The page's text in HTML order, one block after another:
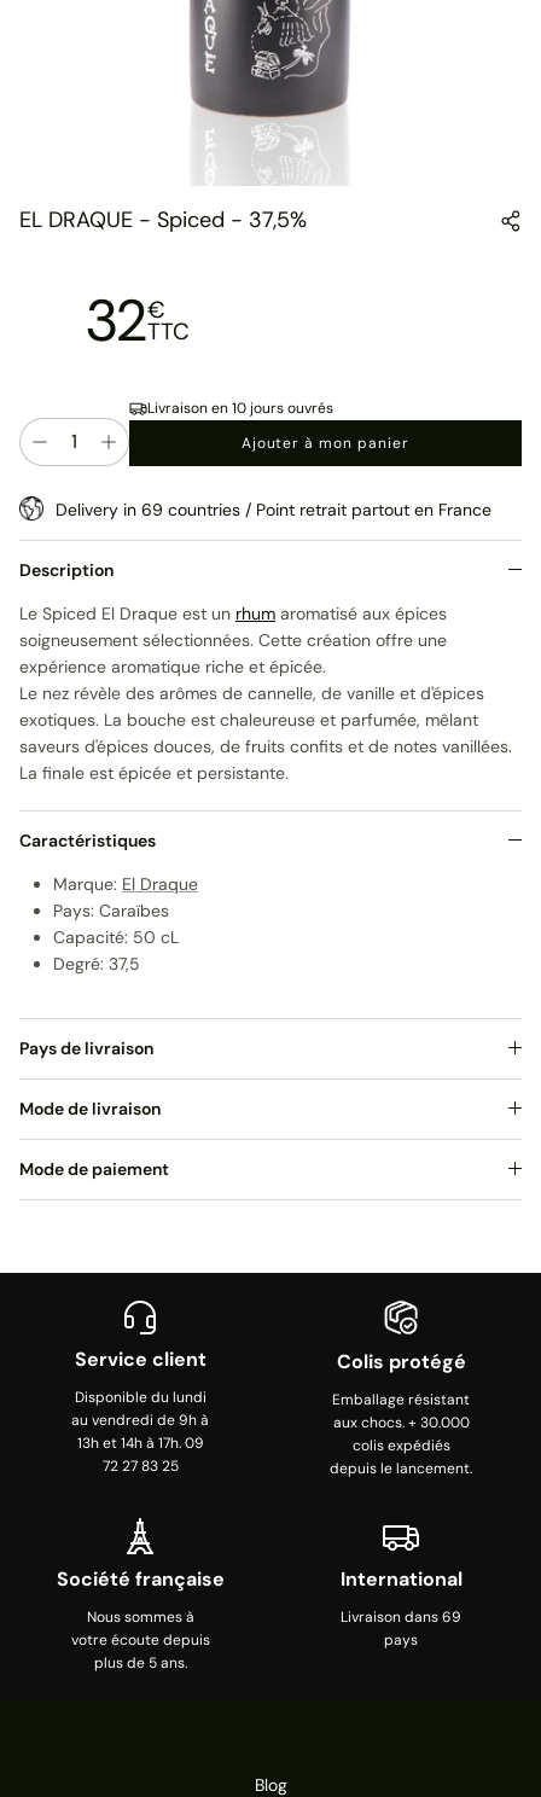
EL DRAQUE - Spiced - 37,5%
32€
TTC
Quantité
Livraison en 10 jours ouvrés
Ajouter à mon panier
Delivery in 69 countries / Point retrait partout en France
Description
Le Spiced El Draque est un rhum aromatisé aux épices
soigneusement sélectionnées. Cette création offre une
expérience aromatique riche et épicée.
Le nez révèle des arômes de cannelle, de vanille et d'épices
exotiques. La bouche est chaleureuse et parfumée, mêlant
saveurs d'épices douces, de fruits confits et de notes vanillées.
La finale est épicée et persistante.
Caractéristiques
Marque: El Draque
Pays: Caraïbes
Capacité: 50 cL
Degré: 37,5
Pays de livraison
Mode de livraison
Mode de paiement
Service client
Disponible du lundi
au vendredi de 9h à
13h et 14h à 17h. 09
72 27 83 25
Colis protégé
Emballage résistant
aux chocs. + 30.000
colis expédiés
depuis le lancement.
Société française
Nous sommes à
votre écoute depuis
plus de 5 ans.
International
Livraison dans 69
pays
Blog